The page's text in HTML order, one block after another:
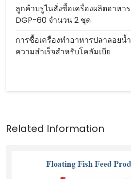
ลูกค้าบรูไนสั่งซื้อเครื่องผลิตอาหา
DGP-60 จำนวน 2 ชุด
การซื้อเครื่องทำอาหารปลาลอยน้
ความสำเร็จสำหรับโคลัมเบีย